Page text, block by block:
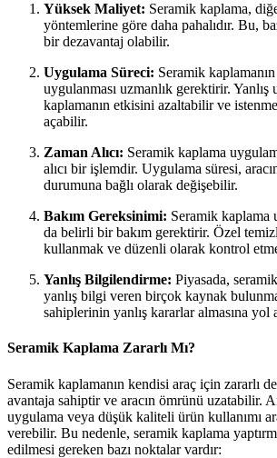
Yüksek Maliyet: Seramik kaplama,
yöntemlerine göre daha pahalıdır. Bu,
bir dezavantaj olabilir.
Uygulama Süreci: Seramik
uygulanması uzmanlık gerektirir. Yanlış
kaplamanın etkisini azaltabilir ve
açabilir.
Zaman Alıcı: Seramik kaplama
alıcı bir işlemdir. Uygulama süresi,
durumuna bağlı olarak değişebilir.
Bakım Gereksinimi: Seramik kaplama
da belirli bir bakım gerektirir. Özel
kullanmak ve düzenli olarak kontrol
Yanlış Bilgilendirme: Piyasada,
yanlış bilgi veren birçok kaynak
sahiplerinin yanlış kararlar almasına yol
Seramik Kaplama Zararlı Mı?
Seramik kaplamanın kendisi araç için zararlı
avantaja sahiptir ve aracın ömrünü uzatabilir.
uygulama veya düşük kaliteli ürün kullanımı
verebilir. Bu nedenle, seramik kaplama
edilmesi gereken bazı noktalar vardır: